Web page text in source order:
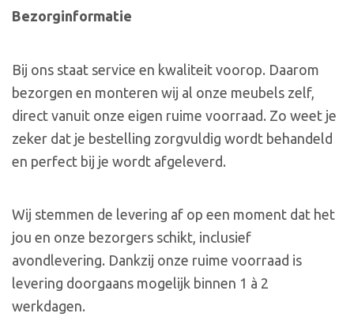
Bezorginformatie
Bij ons staat service en kwaliteit voorop. Daarom
bezorgen en monteren wij al onze meubels zelf,
direct vanuit onze eigen ruime voorraad. Zo weet je
zeker dat je bestelling zorgvuldig wordt behandeld
en perfect bij je wordt afgeleverd.
Wij stemmen de levering af op een moment dat het
jou en onze bezorgers schikt, inclusief
avondlevering. Dankzij onze ruime voorraad is
levering doorgaans mogelijk binnen 1 à 2
werkdagen.